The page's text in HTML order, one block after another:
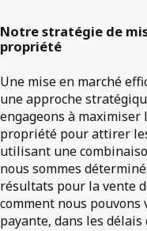
Notre stratégie de
propriété
Une mise en marché
une approche
engageons à
propriété pour attirer
utilisant une
nous sommes
résultats pour la vente
comment nous
payante, dans les délais